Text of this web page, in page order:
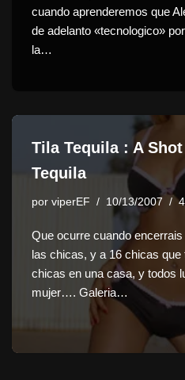
cuando aprenderemos que
de adelanto «tecnologico»
la…
Tila Tequila : A
Tequila
por viperEF 10/13/2007
Que ocurre cuando
las chicas, y a 16 chicas que
chicas en una casa, y todos
mujer…. Galeria…